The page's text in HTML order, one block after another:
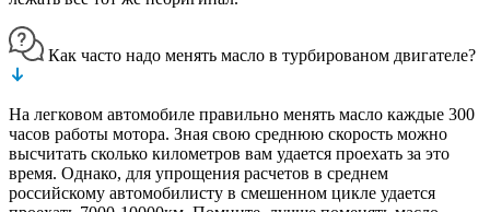
Как часто надо менять масло в турбированом двигателе?
На легковом автомобиле правильно менять масло каждые 300
часов работы мотора. Зная свою среднюю скорость можно
высчитать сколько километров вам удается проехать за это
время. Однако, для упрощения расчетов в среднем
российскому автомобилисту в смешенном цикле удается